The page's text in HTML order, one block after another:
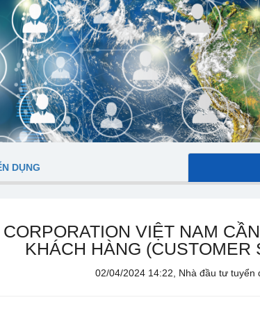
DỤNG
VIỆT NAM
KHÁCH HÀNG (CUSTOMER
02/04/2024 14:22, Nhà đầu tư tuyển